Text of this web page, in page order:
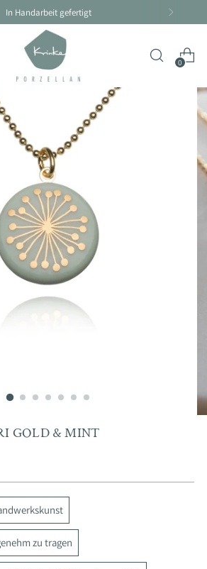
seine Zeit - Lieferzeit 4-10 Tage
0
GOLD & MINT
zu tragen